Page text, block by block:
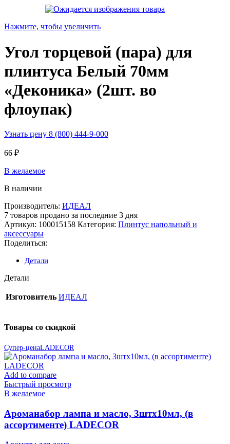
Нажмите, чтобы увеличить
Угол торцевой (пара) для
плинтуса Белый 70мм
«Деконика» (2шт. во
флоупак)
Узнать цену 8 (800) 444-9-000
66 ₽
В желаемое
В наличии
Производитель: ИДЕАЛ
7 товаров продано за последние 3 дня
Артикул: 100015158 Категория: Плинтус напольный и
аксессуары
Поделиться:
Детали
Детали
Изготовитель ИДЕАЛ
Товары со скидкой
Супер-ценаLADECOR
Add to compare
Быстрый просмотр
В желаемое
Ароманабор лампа и масло, 3штx10мл, (в
ассортименте) LADECOR